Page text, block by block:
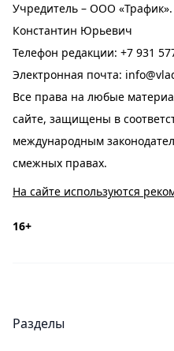
Учредитель – ООО
Константин Юрьевич
Телефон редакции: +7 931
Электронная почта:
Все права на любые
сайте, защищены в
международным
смежных правах.
На сайте используются
16+
Разделы